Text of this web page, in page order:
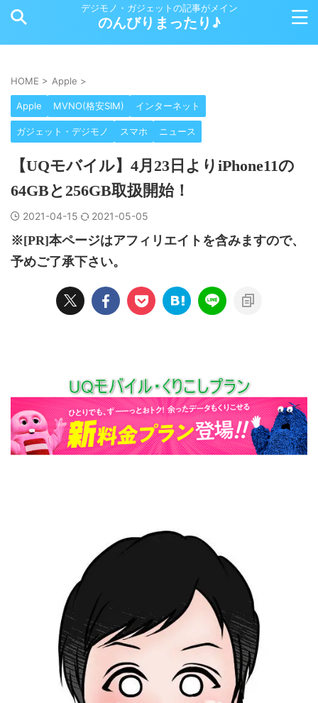
デジモノ・ガジェットの記事がメイン
のんびりまったり♪
HOME > Apple >
Apple MVNO(格安SIM) インターネット
ガジェット・デジモノ スマホ ニュース
【UQモバイル】4月23日よりiPhone11の
64GBと256GB取扱開始！
2021-04-15 2021-05-05
※[PR]本ページはアフィリエイトを含みますので、
予めご了承下さい。